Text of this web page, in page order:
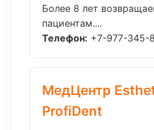
Более 8 лет
пациентам....
Телефон: +7-977-345-
МедЦентр
ProfiDent